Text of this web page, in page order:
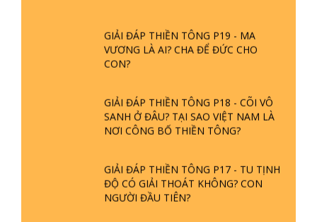
GIẢI ĐÁP THIỀN TÔNG P19 - MA
VƯƠNG LÀ AI? CHA ĐỂ ĐỨC CHO
CON?
GIẢI ĐÁP THIỀN TÔNG P18 - CÕI VÔ
SANH Ở ĐÂU? TẠI SAO VIỆT NAM LÀ
NƠI CÔNG BỐ THIỀN TÔNG?
GIẢI ĐÁP THIỀN TÔNG P17 - TU TỊNH
ĐỘ CÓ GIẢI THOÁT KHÔNG? CON
NGƯỜI ĐẦU TIÊN?